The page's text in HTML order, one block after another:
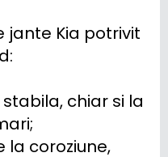
jante Kia potrivit
chiar si la
la coroziune,